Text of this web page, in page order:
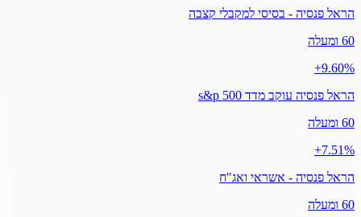
הראל פנסיה - בסיסי למקבלי קצבה
60 ומעלה
‎+9.60%
הראל פנסיה עוקב מדד s&p 500
60 ומעלה
‎+7.51%
הראל פנסיה - אשראי ואג"ח
60 ומעלה